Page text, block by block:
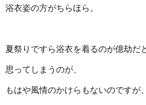
浴衣姿の方がちらほら。
夏祭りですら浴衣を着るのが億劫だ
思ってしまうのが、
もはや風情のかけらもないのですが、